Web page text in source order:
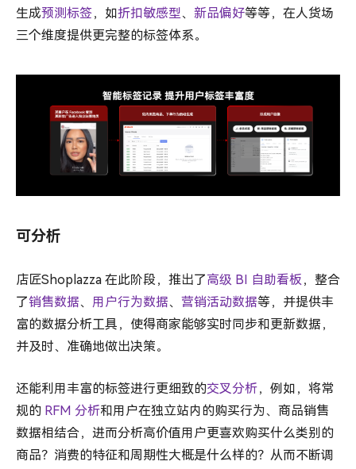
生成预测标签 ，如折扣敏感型、 新品偏好等等，在人货场
三个维度提供更完整的标签体系。
可分析
店匠Shoplazza 在此阶段，推出了高级 BI 自助看板 ，整合
了销售数据、 用户行为数据、 营销活动数据等，并提供丰
富的数据分析工具，使得商家能够实时同步和更新数据，
并及时、准确地做出决策。
还能利用丰富的标签进行更细致的交叉分析，例如，将常
规的 RFM 分析和用户在独立站内的购买行为、商品销售
数据相结合，进而分析高价值用户更喜欢购买什么类别的
商品？消费的特征和周期性大概是什么样的？从而不断调